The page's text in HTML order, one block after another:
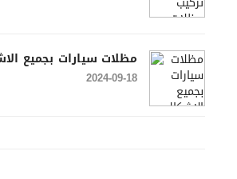
مظلات سيارات بجميع
2024-09-18